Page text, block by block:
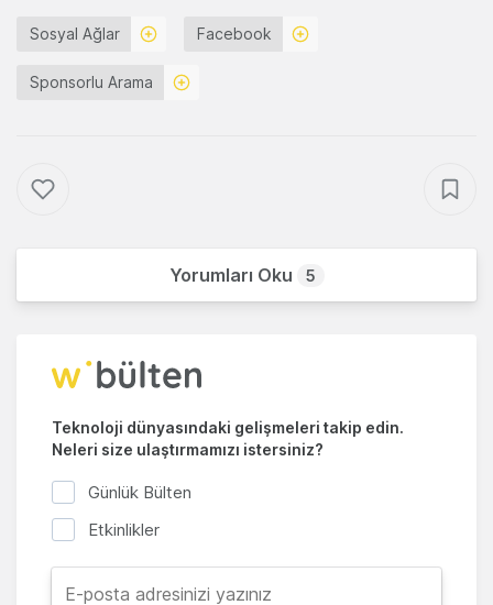
Sosyal Ağlar Facebook
Sponsorlu Arama
Yorumları Oku 5
Teknoloji dünyasındaki gelişmeleri takip edin.
Neleri size ulaştırmamızı istersiniz?
Günlük Bülten
Etkinlikler